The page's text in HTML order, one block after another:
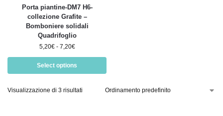
Porta piantine-DM7 H6-
collezione Grafite –
Bomboniere solidali
Quadrifoglio
5,20€ - 7,20€
Select options
Visualizzazione di 3 risultati